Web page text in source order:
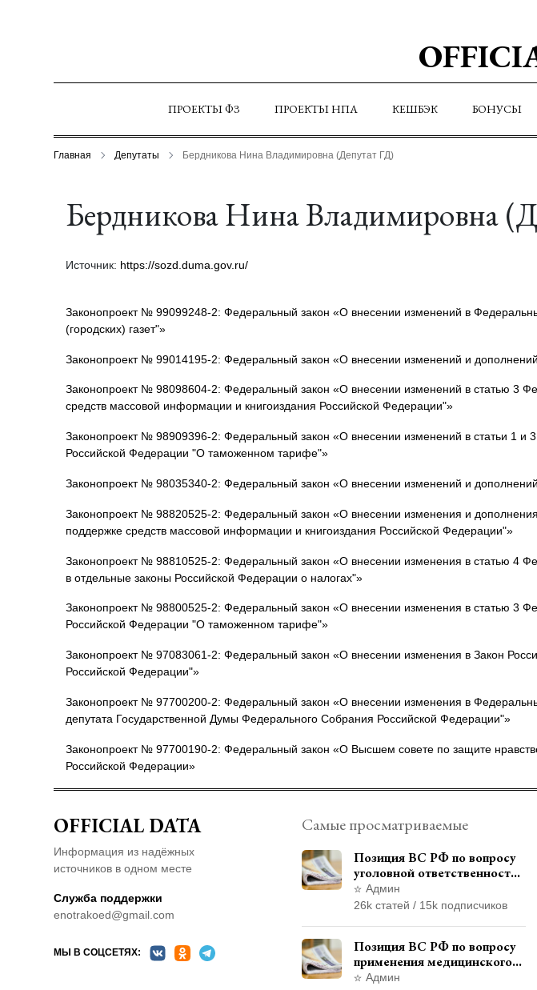
ПРОЕКТЫ ФЗ ПРОЕКТЫ НПА КЕШБЭК БОНУСЫ
Главная Депутаты Бердникова Нина Владимировна (Депутат ГД)
Бердникова Нина Владимировна
Источник: https://sozd.duma.gov.ru/
Законопроект № 99099248-2: Федеральный закон «О внесении изменений в
(городских) газет"»
Законопроект № 99014195-2: Федеральный закон «О внесении изменений и
Законопроект № 98098604-2: Федеральный закон «О внесении изменений в статью 3
средств массовой информации и книгоиздания Российской Федерации"»
Законопроект № 98909396-2: Федеральный закон «О внесении изменений в статьи 1 и
Российской Федерации "О таможенном тарифе"»
Законопроект № 98035340-2: Федеральный закон «О внесении изменений и
Законопроект № 98820525-2: Федеральный закон «О внесении изменения и
поддержке средств массовой информации и книгоиздания Российской Федерации"»
Законопроект № 98810525-2: Федеральный закон «О внесении изменения в статью 4
в отдельные законы Российской Федерации о налогах"»
Законопроект № 98800525-2: Федеральный закон «О внесении изменения в статью 3
Российской Федерации "О таможенном тарифе"»
Законопроект № 97083061-2: Федеральный закон «О внесении изменения в Закон
Российской Федерации"»
Законопроект № 97700200-2: Федеральный закон «О внесении изменения в
депутата Государственной Думы Федерального Собрания Российской Федерации"»
Законопроект № 97700190-2: Федеральный закон «О Высшем совете по защите
Российской Федерации»
OFFICIAL DATA
Информация из надёжных
источников в одном месте
Служба поддержки
enotrakoed@gmail.com
МЫ В СОЦСЕТЯХ:
Самые просматриваемые
Позиция ВС РФ по вопросу
уголовной ответственности
за участие в
террористической
Админ
26k статей / 15k подписчиков
Позиция ВС РФ по вопросу
применения медицинского
освидетельствования
Админ